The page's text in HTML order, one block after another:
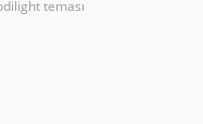
teması